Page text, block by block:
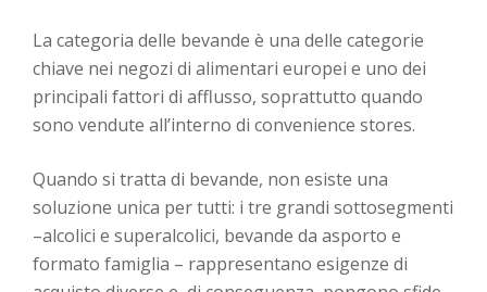
La categoria delle bevande è una delle categorie
chiave nei negozi di alimentari europei e uno dei
principali fattori di afflusso, soprattutto quando
sono vendute all’interno di convenience stores.
Quando si tratta di bevande, non esiste una
soluzione unica per tutti: i tre grandi sottosegmenti
–alcolici e superalcolici, bevande da asporto e
formato famiglia – rappresentano esigenze di